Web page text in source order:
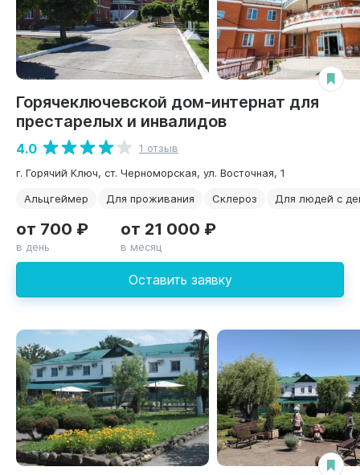
Горячеключевской дом-интернат для
престарелых и инвалидов
4.0
1 отзыв
г. Горячий Ключ, ст. Черноморская, ул. Восточная, 1
Альцгеймер
Для проживания Склероз Для людей с
Оставить заявку
от 700 ₽
в день
от 21 000 ₽
в месяц